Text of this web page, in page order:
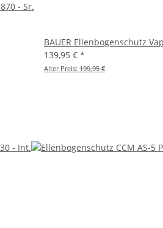
- Sr.
BAUER Ellenbogenschutz
139,95 € *
Alter Preis: 199,95 €